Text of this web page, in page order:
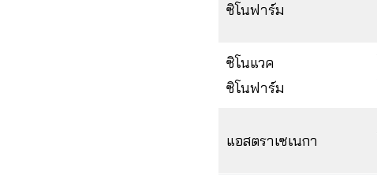
ซิโนฟาร์ม
ซิโนแวค
ซิโนฟาร์ม
แอสตราเซเนกา